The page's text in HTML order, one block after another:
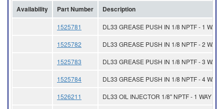
Availability Part Number Description
1525781 DL33 GREASE PUSH IN 1/8 NPTF - 1 WAY
1525782 DL33 GREASE PUSH IN 1/8 NPTF - 2 WAYS
1525783 DL33 GREASE PUSH IN 1/8 NPTF - 3 WAYS
1525784 DL33 GREASE PUSH IN 1/8 NPTF - 4 WAYS
1526211 DL33 OIL INJECTOR 1/8" NPTF - 1 WAY